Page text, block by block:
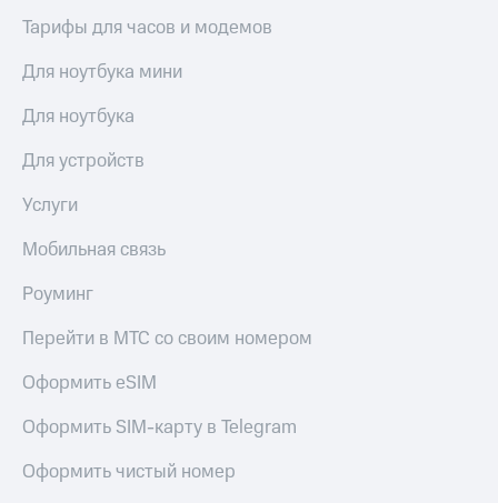
акций
Рынок
облигаций
Описание
Еврооблигации-2023
Уведомление
облигаций
Реквизиты
развитие
На главную
Тарифы для часов и модемов
Для ноутбука мини
Для ноутбука
Для устройств
Услуги
Мобильная связь
Роуминг
Перейти в МТС со своим номером
Оформить eSIM
Оформить SIM-карту в Telegram
Оформить чистый номер